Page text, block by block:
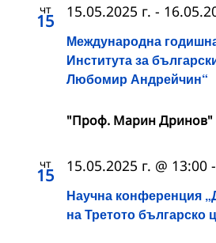
чт
15
Международна
Института за
Любомир Андрейчин“
15.05.2025 г. -
"Проф. Марин Дринов"
чт
15
Научна конференция
на Третото българско
15.05.2025 г. @ 13:00 -